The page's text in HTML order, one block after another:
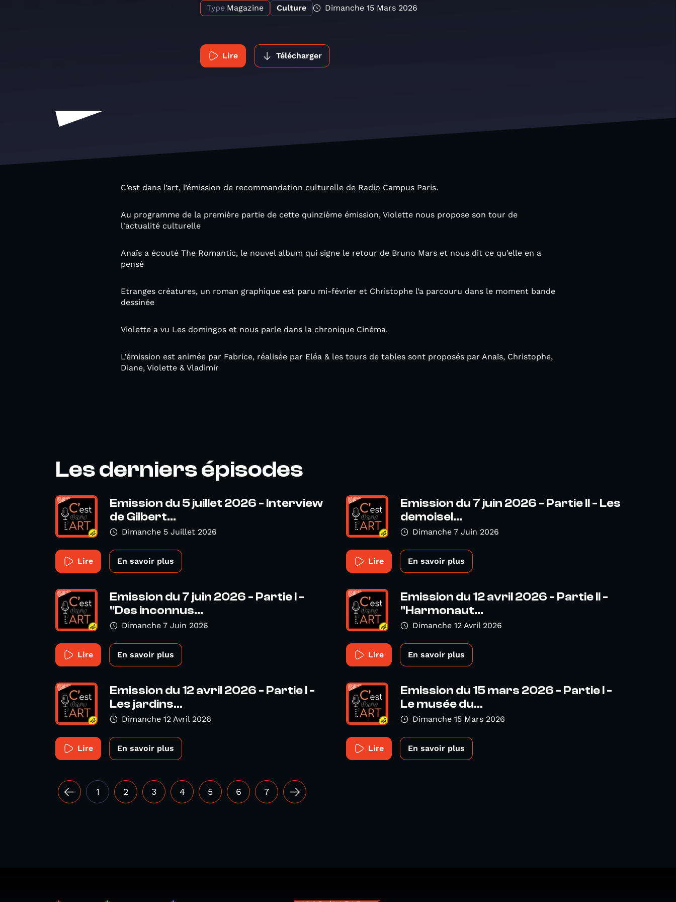
Type Magazine Culture Dimanche 15 Mars 2026
Lire Télécharger
C’est dans l’art, l’émission de recommandation culturelle de Radio Campus Paris.
Au programme de la première partie de cette quinzième émission, Violette nous propose son tour de
l'actualité culturelle
Anaïs a écouté The Romantic, le nouvel album qui signe le retour de Bruno Mars et nous dit ce qu’elle en a
pensé
Etranges créatures, un roman graphique est paru mi-février et Christophe l’a parcouru dans le moment bande
dessinée
Violette a vu Les domingos et nous parle dans la chronique Cinéma.
L’émission est animée par Fabrice, réalisée par Eléa & les tours de tables sont proposés par Anaïs, Christophe,
Diane, Violette & Vladimir
Les derniers épisodes
Emission du 5 juillet 2026 - Interview
de Gilbert...
Dimanche 5 Juillet 2026
Lire En savoir plus
Emission du 7 juin 2026 - Partie II - Les
demoisel...
Dimanche 7 Juin 2026
Lire En savoir plus
Emission du 7 juin 2026 - Partie I -
"Des inconnus...
Dimanche 7 Juin 2026
Lire En savoir plus
Emission du 12 avril 2026 - Partie II -
"Harmonaut...
Dimanche 12 Avril 2026
Lire En savoir plus
Emission du 12 avril 2026 - Partie I -
Les jardins...
Dimanche 12 Avril 2026
Lire En savoir plus
Emission du 15 mars 2026 - Partie I -
Le musée du...
Dimanche 15 Mars 2026
Lire En savoir plus
1 2 3 4 5 6 7